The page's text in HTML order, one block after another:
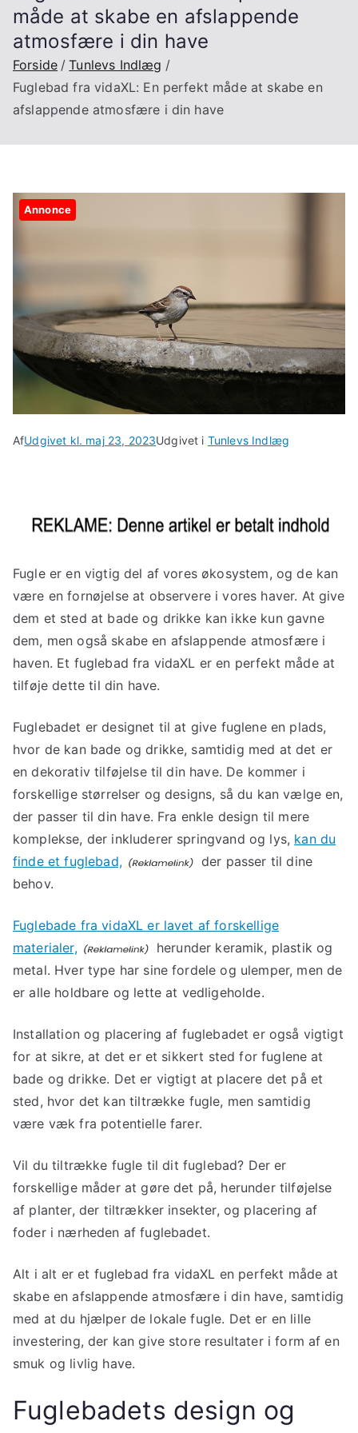
måde at skabe en afslappende
atmosfære i din have
Forside
Tunlevs Indlæg
Fuglebad fra vidaXL: En perfekt måde at skabe en
afslappende atmosfære i din have
Annonce
AfUdgivet kl. maj 23, 2023Udgivet i Tunlevs Indlæg
Fugle er en vigtig del af vores økosystem, og de kan
være en fornøjelse at observere i vores haver. At give
dem et sted at bade og drikke kan ikke kun gavne
dem, men også skabe en afslappende atmosfære i
haven. Et fuglebad fra vidaXL er en perfekt måde at
tilføje dette til din have.
Fuglebadet er designet til at give fuglene en plads,
hvor de kan bade og drikke, samtidig med at det er
en dekorativ tilføjelse til din have. De kommer i
forskellige størrelser og designs, så du kan vælge en,
der passer til din have. Fra enkle design til mere
komplekse, der inkluderer springvand og lys, kan du
finde et fuglebad,
der passer til dine
behov.
Fuglebade fra vidaXL er lavet af forskellige
materialer,
herunder keramik, plastik og
metal. Hver type har sine fordele og ulemper, men de
er alle holdbare og lette at vedligeholde.
Installation og placering af fuglebadet er også vigtigt
for at sikre, at det er et sikkert sted for fuglene at
bade og drikke. Det er vigtigt at placere det på et
sted, hvor det kan tiltrække fugle, men samtidig
være væk fra potentielle farer.
Vil du tiltrække fugle til dit fuglebad? Der er
forskellige måder at gøre det på, herunder tilføjelse
af planter, der tiltrækker insekter, og placering af
foder i nærheden af fuglebadet.
Alt i alt er et fuglebad fra vidaXL en perfekt måde at
skabe en afslappende atmosfære i din have, samtidig
med at du hjælper de lokale fugle. Det er en lille
investering, der kan give store resultater i form af en
smuk og livlig have.
Fuglebadets design og